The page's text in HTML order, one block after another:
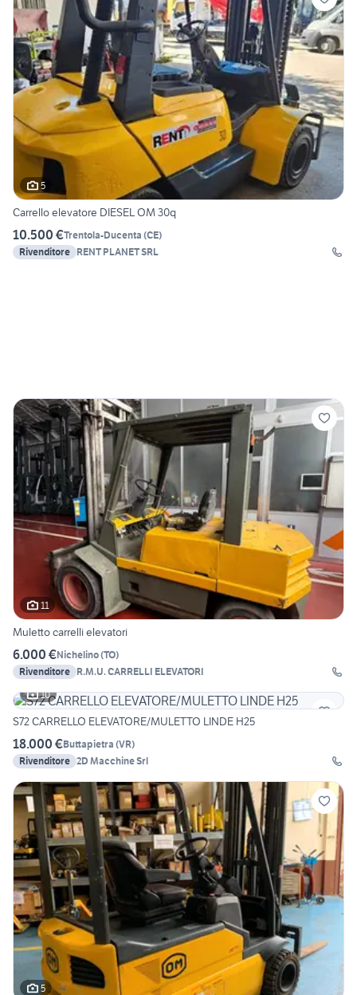
5
Carrello elevatore DIESEL OM 30q
10.500 €Trentola-Ducenta (CE)
Rivenditore RENT PLANET SRL
11
Muletto carrelli elevatori
6.000 €Nichelino(TO)
Rivenditore R.M.U. CARRELLI ELEVATORI
10
S72 CARRELLO ELEVATORE/MULETTO LINDE H25
18.000 €Buttapietra (VR)
Rivenditore 2D Macchine Srl
5